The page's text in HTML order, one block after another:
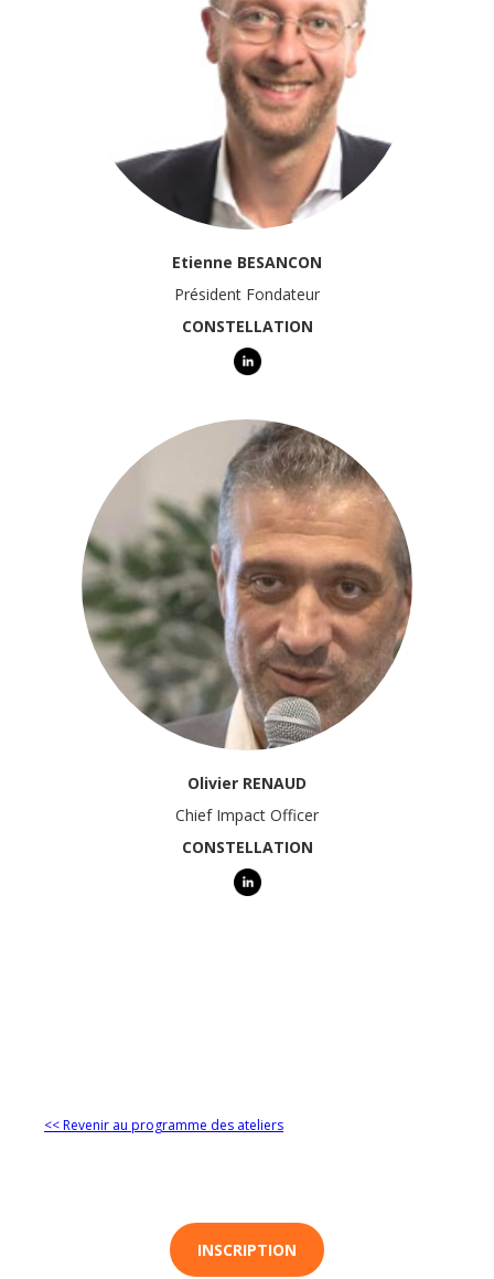
Etienne BESANCON
Président Fondateur
CONSTELLATION
Olivier RENAUD
Chief Impact Officer
CONSTELLATION
<< Revenir au programme des ateliers
INSCRIPTION